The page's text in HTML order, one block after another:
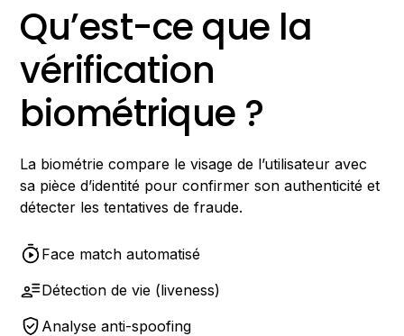
Qu’est-ce que la
vérification
biométrique ?
La biométrie compare le visage de l’utilisateur avec
sa pièce d’identité pour confirmer son authenticité et
détecter les tentatives de fraude.
Face match automatisé
Détection de vie (liveness)
Analyse anti-spoofing